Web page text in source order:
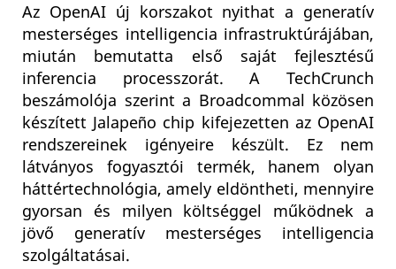
Az OpenAI új korszakot nyithat a generatív
mesterséges intelligencia infrastruktúrájában,
miután bemutatta első saját fejlesztésű
inferencia processzorát. A TechCrunch
beszámolója szerint a Broadcommal közösen
készített Jalapeño chip kifejezetten az OpenAI
rendszereinek igényeire készült. Ez nem
látványos fogyasztói termék, hanem olyan
háttértechnológia, amely eldöntheti, mennyire
gyorsan és milyen költséggel működnek a
jövő generatív mesterséges intelligencia
szolgáltatásai.